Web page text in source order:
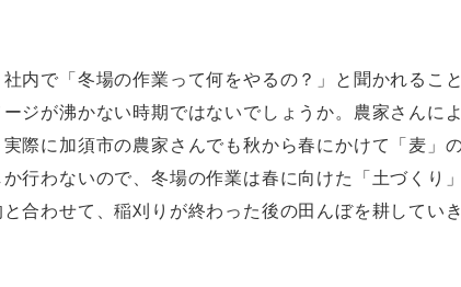
社内で「冬場の作業って何をやるの？」と聞かれるこ
ージが沸かない時期ではないでしょうか。農家さんに
実際に加須市の農家さんでも秋から春にかけて「麦」
か行わないので、冬場の作業は春に向けた「土づくり
と合わせて、稲刈りが終わった後の田んぼを耕してい